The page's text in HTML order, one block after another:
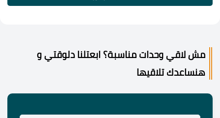
مش لاقي وحدات مناسبة؟ ابعتلنا دلوقتي و
هنساعدك تلاقيها